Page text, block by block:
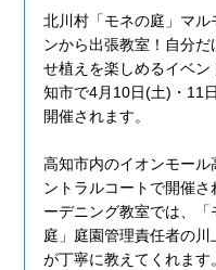
北川村「モネの庭」マル
ンから出張教室！自分だ
せ植えを楽しめるイベン
知市で4月10日(土)・11
開催されます。
高知市内のイオンモール
ントラルコートで開催さ
ーデニング教室では、「
庭」庭園管理責任者の川
が丁寧に教えてくれます